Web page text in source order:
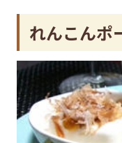
れんこんポ